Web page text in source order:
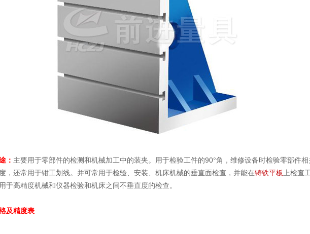
： 主要用于零部件的检测和机械加工中的装夹。用于检验工件的90°角，维修设备时检验零部件
，还常用于钳工划线。并可常用于检验、安装、机床机械的垂直面检查，并能在铸铁平板 上检查
于高精度机械和仪器检验和机床之间不垂直度的检查。
及精度表